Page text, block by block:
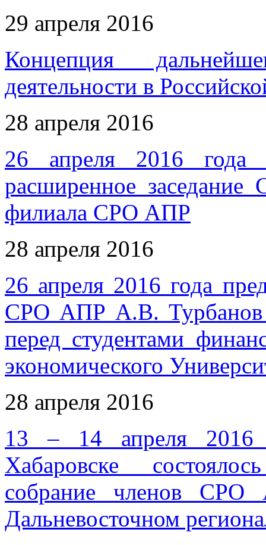
29 апреля 2016
Концепция
деятельности в
28 апреля 2016
26 апреля 2016 года
расширенное заседание
филиала СРО АПР
28 апреля 2016
26 апреля 2016 года
СРО АПР А.В. Турбанов
перед студентами
экономического
28 апреля 2016
13 – 14 апреля 2016
Хабаровске
собрание членов
Дальневосточном